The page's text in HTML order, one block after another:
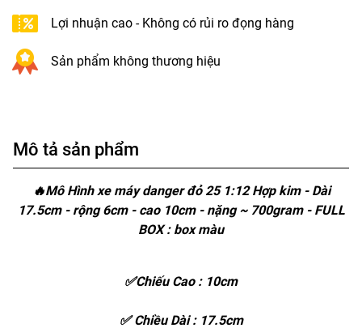
Lợi nhuận cao - Không có rủi ro đọng hàng
Sản phẩm không thương hiệu
Mô tả sản phẩm
🔥Mô Hình xe máy danger đỏ 25 1:12 Hợp kim - Dài
17.5cm - rộng 6cm - cao 10cm - nặng ~ 700gram - FULL
BOX : box màu
✅Chiếu Cao : 10cm
✅ Chiều Dài : 17.5cm